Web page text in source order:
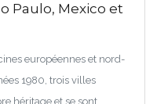
Paulo, Mexico et
européennes et nord-
1980, trois villes
héritage et se sont